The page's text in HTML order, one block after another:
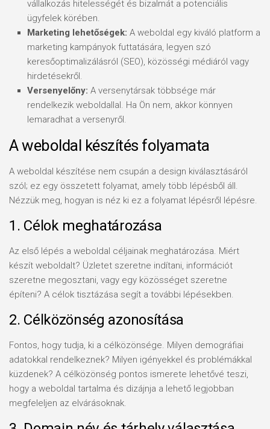
vállalkozás hitelességét és bizalmát a potenciális
ügyfelek körében.
Marketing lehetőségek: A weboldal egy kiváló platform a
marketing kampányok futtatására, legyen szó
keresőoptimalizálásról (SEO), közösségi médiáról vagy
hirdetésekről.
Versenyelőny: A versenytársak többsége már
rendelkezik weboldallal. Ha Ön nem, akkor könnyen
lemaradhat a versenyről.
A weboldal készítés folyamata
A weboldal készítése nem csupán a design kiválasztásáról
szól; ez egy összetett folyamat, amely több lépésből áll.
Nézzük meg, hogyan is néz ki ez a folyamat lépésről lépésre.
1. Célok meghatározása
Az első lépés a weboldal céljainak meghatározása. Miért
készít weboldalt? Üzletet szeretne indítani, információt
szeretne megosztani, vagy egy közösséget szeretne
építeni? A célok tisztázása segít a további lépésekben.
2. Célközönség azonosítása
Fontos, hogy tudja, ki a célközönsége. Milyen demográfiai
adatokkal rendelkeznek? Milyen igényekkel és problémákkal
küzdenek? A célközönség pontos ismerete lehetővé teszi,
hogy a weboldal tartalma és dizájnja a lehető legjobban
megfeleljen az elvárásoknak.